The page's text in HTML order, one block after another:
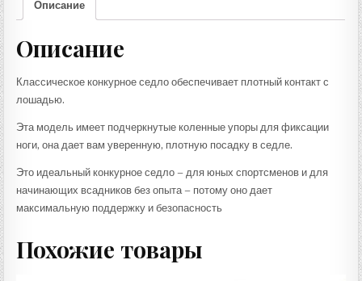
Описание
Описание
Классическое конкурное седло обеспечивает плотный контакт с
лошадью.
Эта модель имеет подчеркнутые коленные упоры для фиксации
ноги, она дает вам уверенную, плотную посадку в седле.
Это идеальный конкурное седло – для юных спортсменов и для
начинающих всадников без опыта – потому оно дает
максимальную поддержку и безопасность
Похожие товары